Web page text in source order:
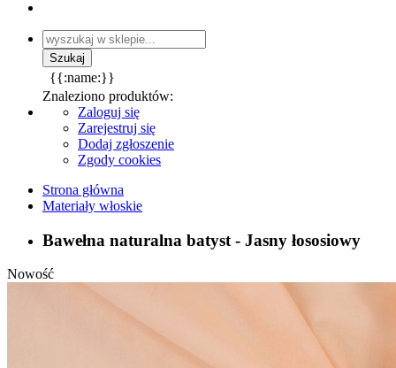
{{:name:}}
Znaleziono produktów:
Zaloguj się
Zarejestruj się
Dodaj zgłoszenie
Zgody cookies
Strona główna
Materiały włoskie
Bawełna naturalna batyst - Jasny łososiowy
Nowość